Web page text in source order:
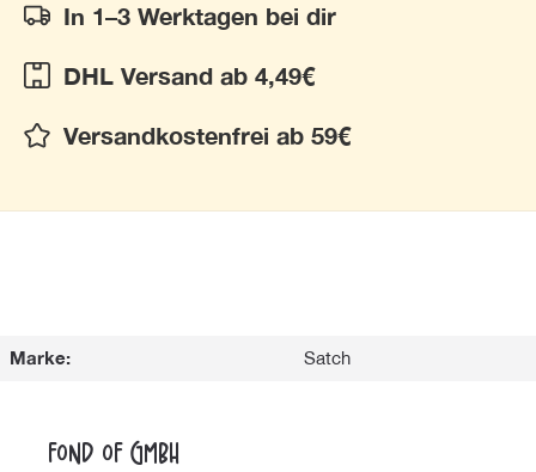
In 1–3 Werktagen bei dir
DHL Versand ab 4,49€
Versandkostenfrei ab 59€
Marke: Satch
FOND OF GmbH